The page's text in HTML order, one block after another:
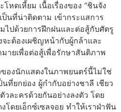
หดเหี้ยม เนื้อเรื่องของ “ชินจัง
ป็นที่น่าติดตาม เข้ากระแสการ
ไปด้วยการฝึกฝนและต่อสู้กับศัตรู
ะต้องเผชิญหน้ากับผู้กล้าและ
ายเพื่อต่อสู้เพื่อรักษาสันติภาพ
องนักแสดงในภาพยนตร์นี้ไม่ใช่
นที่ยกย่อง ผู้กำกับอย่างชาลี เชียว
วละครด้วยกันอย่างลงตัว โดย
ดยเอ็กซ์เซลจอย ทำให้เราฝ่าฟัน